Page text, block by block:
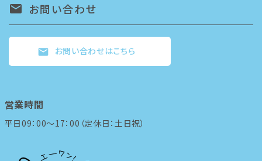
mail お問い合わせ
mail お問い合わせはこちら
営業時間
平日09：00～17：00（定休日：土日祝）